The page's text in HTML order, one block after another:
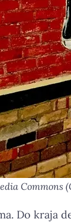
Commons
Do kraja